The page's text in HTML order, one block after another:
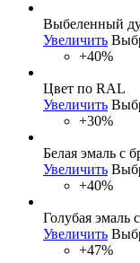
Выбеленный
Увеличить
+40%
Цвет по RAL
Увеличить
+30%
Белая эмаль с
Увеличить
+40%
Голубая эмаль
Увеличить
+47%